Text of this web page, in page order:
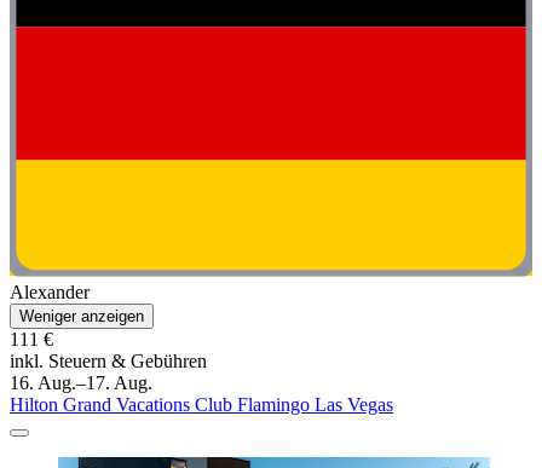
Alexander
Weniger anzeigen
111 €
inkl. Steuern & Gebühren
16. Aug.–17. Aug.
Hilton Grand Vacations Club Flamingo Las Vegas